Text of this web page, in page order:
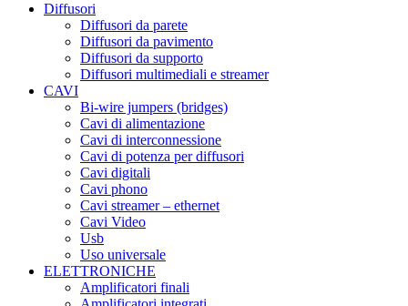
Diffusori
Diffusori da parete
Diffusori da pavimento
Diffusori da supporto
Diffusori multimediali e streamer
CAVI
Bi-wire jumpers (bridges)
Cavi di alimentazione
Cavi di interconnessione
Cavi di potenza per diffusori
Cavi digitali
Cavi phono
Cavi streamer – ethernet
Cavi Video
Usb
Uso universale
ELETTRONICHE
Amplificatori finali